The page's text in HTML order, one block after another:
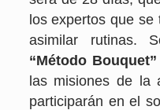
los expertos que
asimilar rutinas.
“Método Bouquet”
las misiones de la
participarán en el